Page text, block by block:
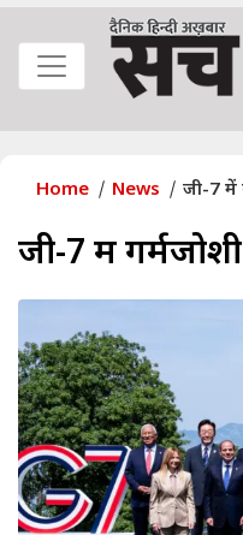
Home News जी-7 में
जी-7 में